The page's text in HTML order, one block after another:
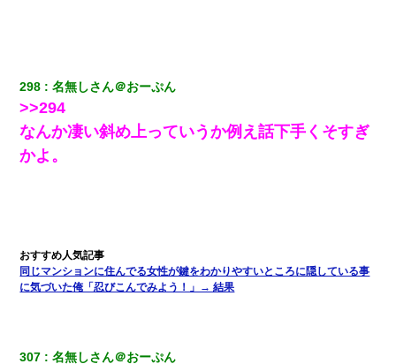
17年飼っていた犬が亡くなった。鼻水垂らし嗚咽する私に、猫が
近づいて頭突きをしてきて…
嫁の妹（26歳）がずっとウチに泊まりに来た結果→俺がヤバイｗ
ｗｗｗｗｗｗｗ
[緊急]ベロベロの女に声をかけて行為してきた結果
夫に癌の余命宣告。その闘病中に長女から信じられない言葉を受
298 名無しさん＠おーぷん
>>294
なんか凄い斜め上っていうか例え話下手くそすぎ
かよ。
同じマンションに住んでる女性が鍵をわかりやすいところに隠している事
に気づいた俺「忍びこんでみよう！」→ 結果
307 名無しさん＠おーぷん